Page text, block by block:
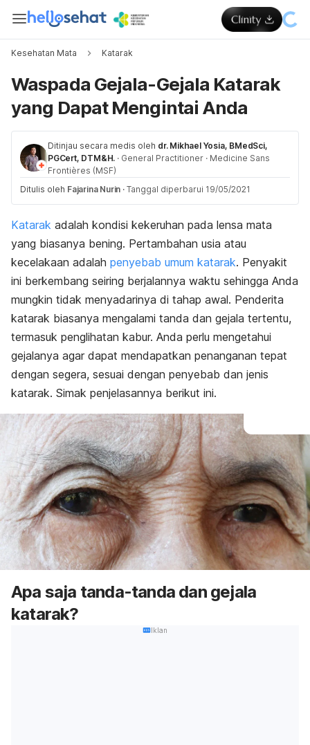
Kesehatan Mata Katarak
Waspada Gejala-Gejala Katarak
yang Dapat Mengintai Anda
Ditinjau secara medis oleh dr. Mikhael Yosia, BMedSci,
PGCert, DTM&H. · General Practitioner · Medicine Sans
Frontières (MSF)
Ditulis oleh Fajarina Nurin · Tanggal diperbarui 19/05/2021
Katarak adalah kondisi kekeruhan pada lensa mata
yang biasanya bening. Pertambahan usia atau
kecelakaan adalah penyebab umum katarak. Penyakit
ini berkembang seiring berjalannya waktu sehingga Anda
mungkin tidak menyadarinya di tahap awal. Penderita
katarak biasanya mengalami tanda dan gejala tertentu,
termasuk penglihatan kabur. Anda perlu mengetahui
gejalanya agar dapat mendapatkan penanganan tepat
dengan segera, sesuai dengan penyebab dan jenis
katarak. Simak penjelasannya berikut ini.
Apa saja tanda-tanda dan gejala
katarak?
Iklan